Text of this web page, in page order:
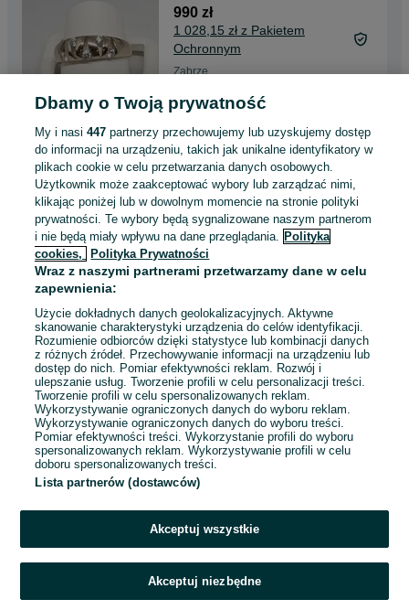
990 zł
1 028,15 zł z Pakietem
Ochronnym
Zabrze
13
Złoty pierścionek X złoto 585
Rozmiar 16
740 zł
769,40 zł z Pakietem
Ochronnym
Zabrze
Odświeżono dnia 31 lipca 2026
1 ... 18 ... 54
Zadzwoń / SMS
Dbamy o Twoją prywatność
My i nasi447 partnerzy przechowujemy lub uzyskujemy dostęp
do informacji na urządzeniu, takich jak unikalne identyfikatory w
plikach cookie w celu przetwarzania danych osobowych.
Użytkownik może zaakceptować wybory lub zarządzać nimi,
klikając poniżej lub w dowolnym momencie na stronie polityki
prywatności. Te wybory będą sygnalizowane naszym partnerom
i nie będą miały wpływu na dane przeglądania. Polityka
cookies,
Polityka Prywatności
Wraz z naszymi partnerami przetwarzamy dane w celu
zapewnienia:
Użycie dokładnych danych geolokalizacyjnych. Aktywne
skanowanie charakterystyki urządzenia do celów identyfikacji.
Rozumienie odbiorców dzięki statystyce lub kombinacji danych
z różnych źródeł. Przechowywanie informacji na urządzeniu lub
dostęp do nich. Pomiar efektywności reklam. Rozwój i
ulepszanie usług. Tworzenie profili w celu personalizacji treści.
Tworzenie profili w celu spersonalizowanych reklam.
Wykorzystywanie ograniczonych danych do wyboru reklam.
Wykorzystywanie ograniczonych danych do wyboru treści.
Pomiar efektywności treści. Wykorzystanie profili do wyboru
spersonalizowanych reklam. Wykorzystywanie profili w celu
doboru spersonalizowanych treści.
Lista partnerów (dostawców)
Akceptuj wszystkie
Akceptuj niezbędne